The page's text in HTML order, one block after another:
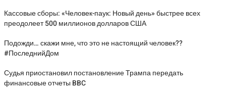
Кассовые сборы: «Человек-паук: Новый день» быстрее всех
преодолеет 500 миллионов долларов США
Подожди… скажи мне, что это не настоящий человек??
#ПоследнийДом
Судья приостановил постановление Трампа передать
финансовые отчеты BBC